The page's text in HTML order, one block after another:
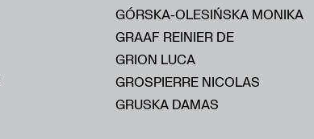
GÓRSKA-OLESIŃSKA MONIKA
GRAAF REINIER DE
GRION LUCA
GROSPIERRE NICOLAS
GRUSKA DAMAS